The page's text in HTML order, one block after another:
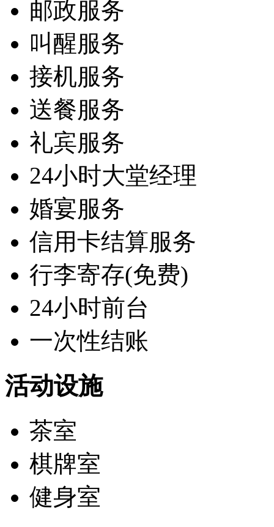
邮政服务
叫醒服务
接机服务
送餐服务
礼宾服务
24小时大堂经理
婚宴服务
信用卡结算服务
行李寄存(免费)
24小时前台
一次性结账
活动设施
茶室
棋牌室
健身室